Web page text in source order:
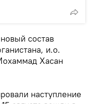
состав
и.о.
Хасан
наступление